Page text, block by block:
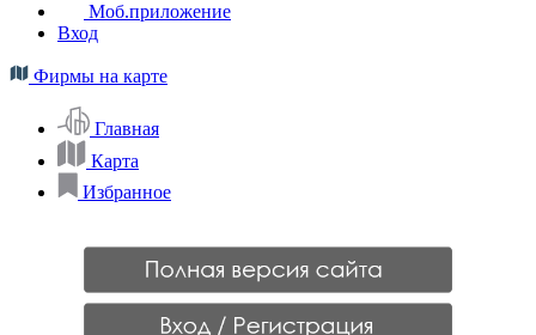
Моб.приложение
Вход
Фирмы на карте
Главная
Карта
Избранное